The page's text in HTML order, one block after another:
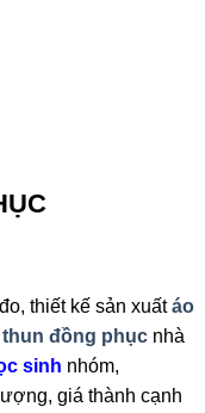
thiết kế sản xuấtáo
thun đồng phụcnhà
sinh nhóm,
giá thành cạnh